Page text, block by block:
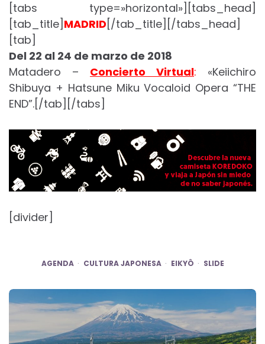
[tabs type=»horizontal»][tabs_head]
[tab_title] MADRID [/tab_title][/tabs_head]
[tab]
Del 22 al 24 de marzo de 2018
Matadero – Concierto Virtual: «Keiichiro
Shibuya + Hatsune Miku Vocaloid Opera “THE
END”.[/tab][/tabs]
[divider]
AGENDA CULTURA JAPONESA EIKYÔ SLIDE
Post
navigation